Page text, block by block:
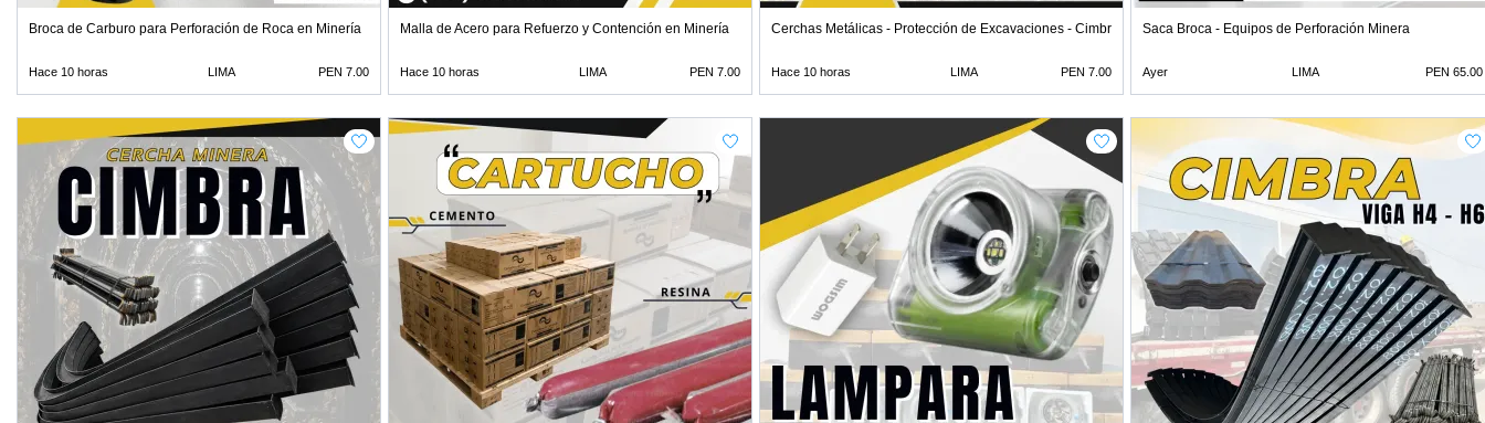
Broca de Carburo para Perforación de Roca en Minería
Hace 10 horas LIMA PEN 7.00
Malla de Acero para Refuerzo y Contención en Minería
Hace 10 horas LIMA PEN 7.00
Cerchas Metálicas - Protección de Excavaciones - Cimbra
Hace 10 horas LIMA PEN 7.00
Saca Broca - Equipos de Perforación Minera
Ayer LIMA PEN 65.00